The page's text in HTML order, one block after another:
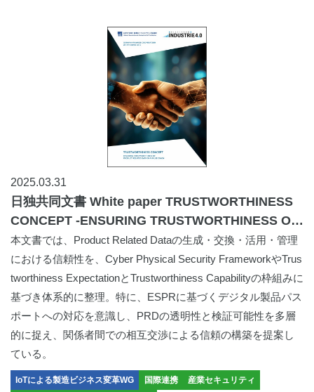
2025.03.31
日独共同文書 White paper TRUSTWORTHINESS
CONCEPT -ENSURING TRUSTWORTHINESS OF
PRODUCT RELATED DATA IN A VALUE CHAIN
本文書では、Product Related Dataの生成・交換・活用・管理
における信頼性を、Cyber Physical Security FrameworkやTrus
tworthiness ExpectationとTrustworthiness Capabilityの枠組みに
基づき体系的に整理。特に、ESPRに基づくデジタル製品パス
ポートへの対応を意識し、PRDの透明性と検証可能性を多層
的に捉え、関係者間での相互交渉による信頼の構築を提案し
ている。
IoTによる製造ビジネス変革WG 国際連携 産業セキュリティ